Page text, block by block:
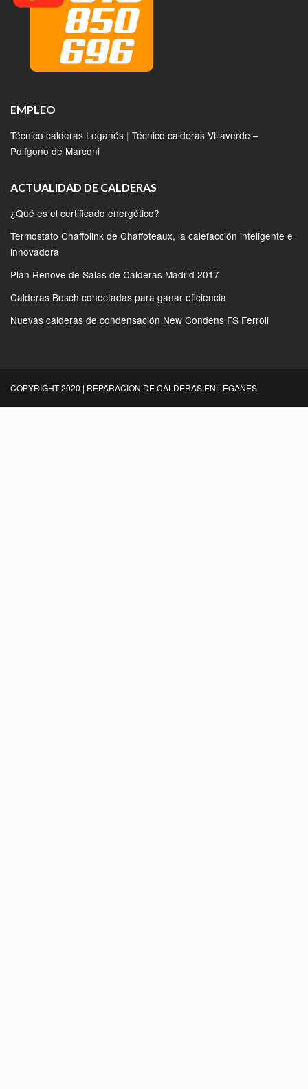
EMPLEO
Técnico calderas Leganés | Técnico calderas Villaverde –
Polígono de Marconi
ACTUALIDAD DE CALDERAS
¿Qué es el certificado energético?
Termostato Chaffolink de Chaffoteaux, la calefacción inteligente e
innovadora
Plan Renove de Salas de Calderas Madrid 2017
Calderas Bosch conectadas para ganar eficiencia
Nuevas calderas de condensación New Condens FS Ferroli
COPYRIGHT 2020 | REPARACION DE CALDERAS EN LEGANES